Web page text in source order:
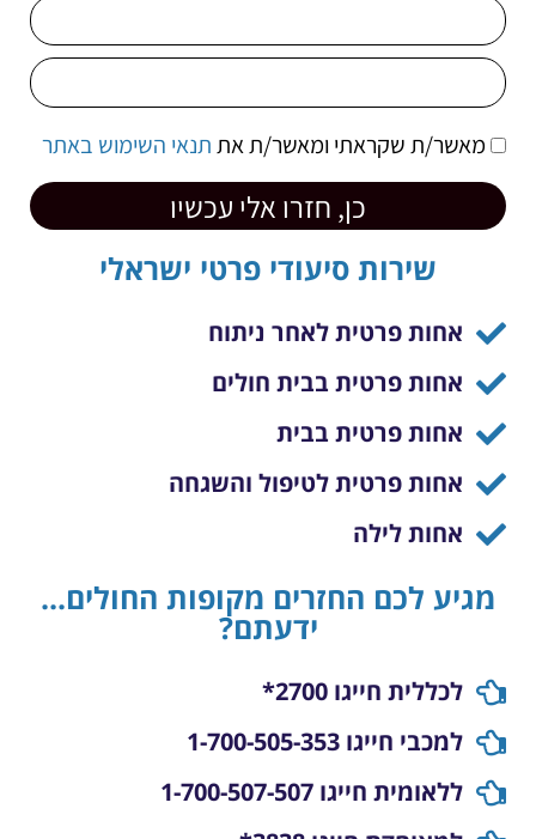
מאשר/ת שקראתי ומאשר/ת אתתנאי השימוש באתר
כן, חזרו אלי עכשיו
שירות סיעודי פרטי ישראלי
אחות פרטית לאחר ניתוח
אחות פרטית בבית חולים
אחות פרטית בבית
אחות פרטית לטיפול והשגחה
אחות לילה
מגיע לכם החזרים מקופות החולים...
ידעתם?
לכללית חייגו 2700*
למכבי חייגו 1-700-505-353
ללאומית חייגו 1-700-507-507